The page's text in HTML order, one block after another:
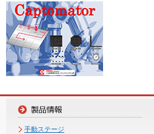
手動ステージ